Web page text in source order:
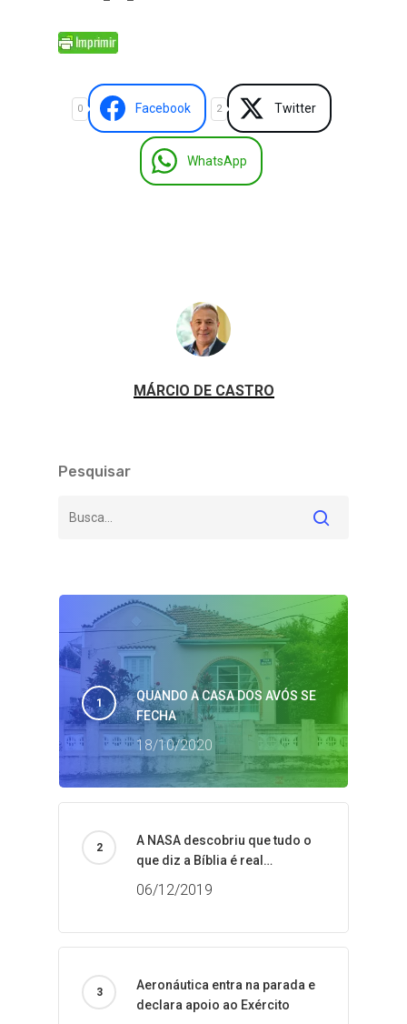
0 Facebook 2 Twitter
WhatsApp
MÁRCIO DE CASTRO
Pesquisar
QUANDO A CASA DOS AVÓS SE
FECHA
18/10/2020
A NASA descobriu que tudo o
que diz a Bíblia é real…
06/12/2019
Aeronáutica entra na parada e
declara apoio ao Exército